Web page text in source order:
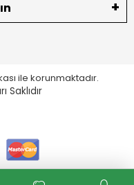
ile korunmaktadır.
Saklıdır